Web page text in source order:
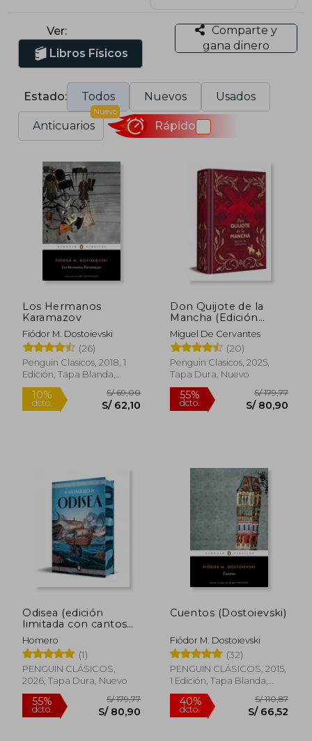
Ver:
Libros Físicos
Comparte y
gana dinero
Estado: Todos Nuevos Usados
Anticuarios
Nuevo
Rápido
Los Hermanos
Karamazov
Fiódor M. Dostoievski
(26)
Penguin Clasicos, 2018, 1
Edición, Tapa Blanda,
Nuevo
dcto. S/ 62,10
Don Quijote de la
Mancha (Edición
conmemorativa)
Miguel De Cervantes
(20)
Penguin Clasicos, 2025,
Tapa Dura, Nuevo
Odisea (edición
limitada con cantos
tintados)
Homero
(1)
PENGUIN CLÁSICOS,
2026, Tapa Dura, Nuevo
Cuentos (Dostoievski)
Fiódor M. Dostoievski
(32)
PENGUIN CLÁSICOS, 2015,
1 Edición, Tapa Blanda,
Nuevo